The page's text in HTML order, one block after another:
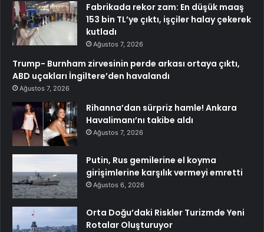
Fabrikada rekor zam: En düşük maaş
153 bin TL’ye çıktı, işçiler halay çekerek
kutladı
Ağustos 7, 2026
Trump- Burnham zirvesinin perde arkası ortaya çıktı,
ABD uçakları İngiltere’den havalandı
Ağustos 7, 2026
Rihanna’dan sürpriz hamle! Ankara
Havalimanı’nı takibe aldı
Ağustos 7, 2026
Putin, Rus gemilerine el koyma
girişimlerine karşılık vermeyi emretti
Ağustos 6, 2026
Orta Doğu’daki Riskler Turizmde Yeni
Rotalar Oluşturuyor